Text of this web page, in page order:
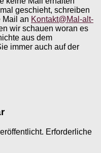
geschieht, schreiben
Mail an Kontakt@Mal-alt-
wir schauen woran es
aus dem
immer auch auf der
Erforderliche